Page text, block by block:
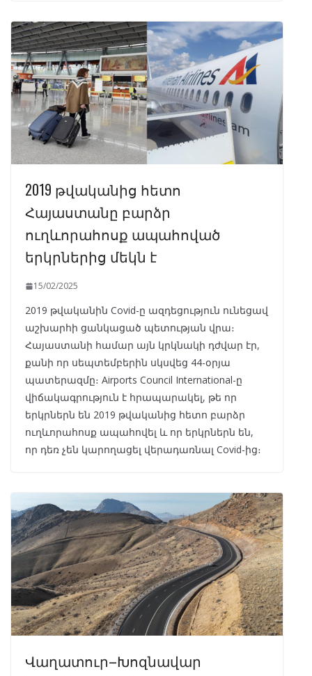
2019 թվականից հետո
Հայաստանը բարձր
ուղևորահոսք ապահոված
երկրներից մեկն է
15/02/2025
2019 թվականին Covid-ը ազդեցություն ունեցավ
աշխարհի ցանկացած պետության վրա։
Հայաստանի համար այն կրկնակի դժվար էր,
քանի որ սեպտեմբերին սկսվեց 44-օրյա
պատերազմը։ Airports Council International-ը
վիճակագրություն է հրապարակել, թե որ
երկրներն են 2019 թվականից հետո բարձր
ուղևորահոսք ապահովել և որ երկրներն են,
որ դեռ չեն կարողացել վերադառնալ Covid-ից։
Վաղատուր–Խոզնավար